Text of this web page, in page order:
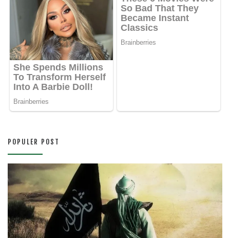
POPULER POST